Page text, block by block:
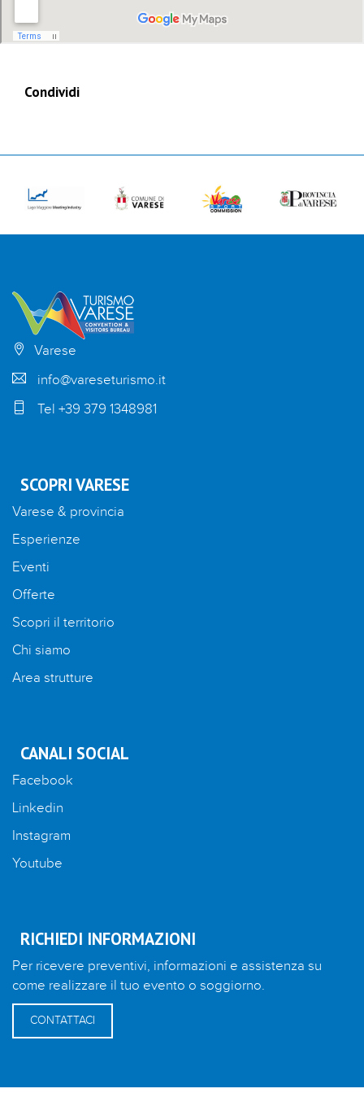
Condividi
Varese
info@vareseturismo.it
Tel +39 379 1348981
SCOPRI VARESE
Varese & provincia
Esperienze
Eventi
Offerte
Scopri il territorio
Chi siamo
Area strutture
CANALI SOCIAL
Facebook
Linkedin
Instagram
Youtube
RICHIEDI INFORMAZIONI
Per ricevere preventivi, informazioni e assistenza su
come realizzare il tuo evento o soggiorno.
CONTATTACI